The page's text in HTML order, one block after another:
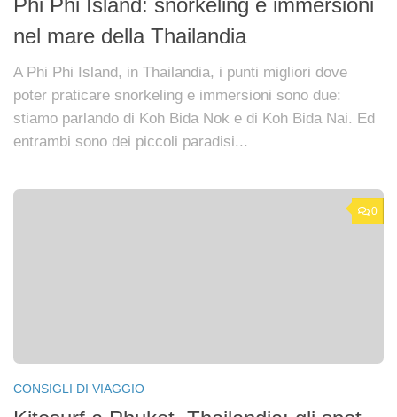
Phi Phi Island: snorkeling e immersioni
nel mare della Thailandia
A Phi Phi Island, in Thailandia, i punti migliori dove
poter praticare snorkeling e immersioni sono due:
stiamo parlando di Koh Bida Nok e di Koh Bida Nai. Ed
entrambi sono dei piccoli paradisi...
0
CONSIGLI DI VIAGGIO